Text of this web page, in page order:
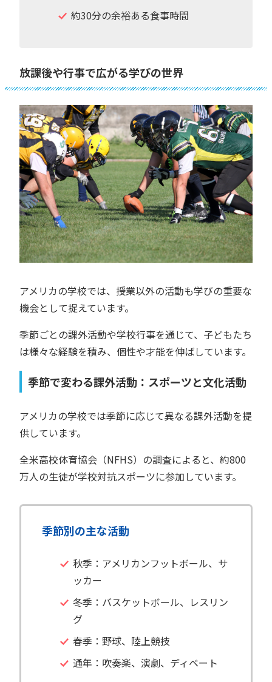
約30分の余裕ある食事時間
放課後や行事で広がる学びの世界
アメリカの学校では、授業以外の活動も学びの重要な
機会として捉えています。
季節ごとの課外活動や学校行事を通じて、子どもたち
は様々な経験を積み、個性や才能を伸ばしています。
季節で変わる課外活動：スポーツと文化活動
アメリカの学校では季節に応じて異なる課外活動を提
供しています。
全米高校体育協会（NFHS）の調査によると、約800
万人の生徒が学校対抗スポーツに参加しています。
季節別の主な活動
秋季：アメリカンフットボール、サ
ッカー
冬季：バスケットボール、レスリン
グ
春季：野球、陸上競技
通年：吹奏楽、演劇、ディベート